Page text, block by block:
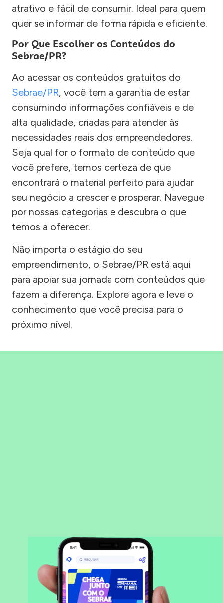
atrativo e fácil de consumir. Ideal para quem
quer se informar de forma rápida e eficiente.
Por Que Escolher os Conteúdos do
Sebrae/PR?
Ao acessar os conteúdos gratuitos do
Sebrae/PR, você tem a garantia de estar
consumindo informações confiáveis e de
alta qualidade, criadas para atender às
necessidades reais dos empreendedores.
Seja qual for o formato de conteúdo que
você prefere, temos certeza de que
encontrará o material perfeito para ajudar
seu negócio a crescer e prosperar. Navegue
por nossas categorias e descubra o que
temos a oferecer.
Não importa o estágio do seu
empreendimento, o Sebrae/PR está aqui
para apoiar sua jornada com conteúdos que
fazem a diferença. Explore agora e leve o
conhecimento que você precisa para o
próximo nível.